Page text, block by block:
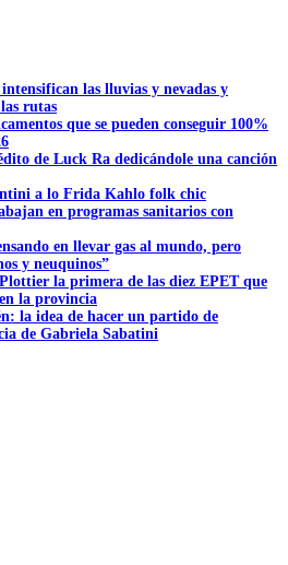
las lluvias y nevadas y
rutas
que se pueden conseguir 100%
de Luck Ra dedicándole una canción
a lo Frida Kahlo folk chic
en programas sanitarios con
en llevar gas al mundo, pero
y neuquinos”
la primera de las diez EPET que
la provincia
la idea de hacer un partido de
de Gabriela Sabatini